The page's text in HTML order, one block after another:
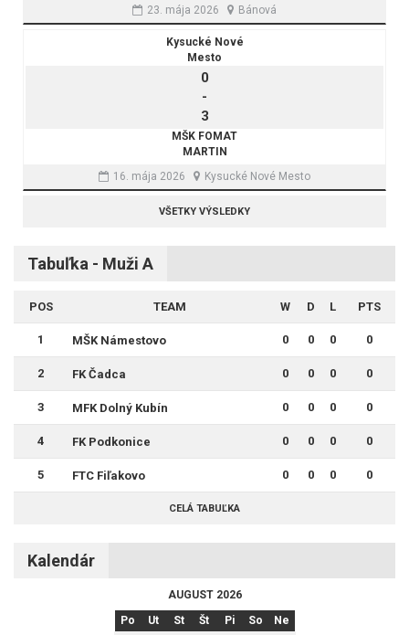
23. mája 2026
Bánová
Kysucké Nové
Mesto
0
-
3
MŠK FOMAT
MARTIN
16. mája 2026
Kysucké Nové Mesto
VŠETKY VÝSLEDKY
Tabuľka - Muži A
POS TEAM W D L PTS
1 MŠK Námestovo 0 0 0 0
2 FK Čadca 0 0 0 0
3 MFK Dolný Kubín 0 0 0 0
4 FK Podkonice 0 0 0 0
5 FTC Fiľakovo 0 0 0 0
CELÁ TABUĽKA
Kalendár
AUGUST 2026
Po
Ut St Št Pi So
Ne